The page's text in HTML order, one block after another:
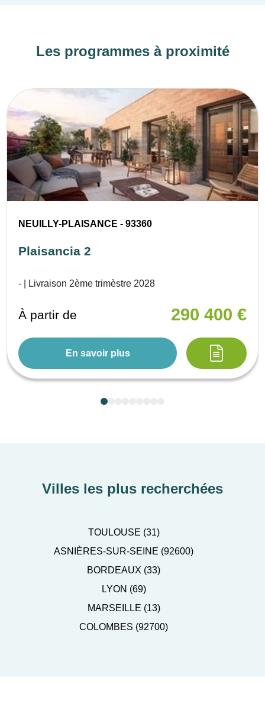
Les programmes à proximité
NEUILLY-PLAISANCE - 93360
Plaisancia 2
- | Livraison 2ème trimèstre 2028
À partir de 290 400 €
En savoir plus
Villes les plus recherchées
TOULOUSE (31)
ASNIÈRES-SUR-SEINE (92600)
BORDEAUX (33)
LYON (69)
MARSEILLE (13)
COLOMBES (92700)